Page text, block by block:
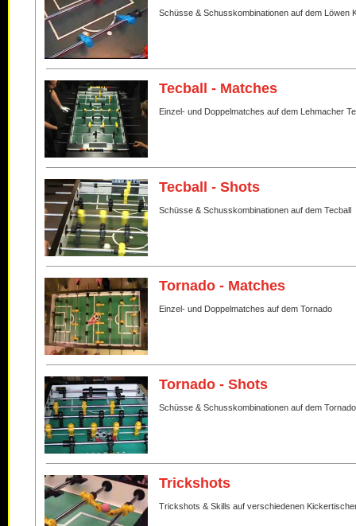
Schüsse & Schusskombinationen auf dem Löwen
Tecball - Matches
Einzel- und Doppelmatches auf dem Lehmacher
Tecball - Shots
Schüsse & Schusskombinationen auf dem Tecball
Tornado - Matches
Einzel- und Doppelmatches auf dem Tornado
Tornado - Shots
Schüsse & Schusskombinationen auf dem
Trickshots
Trickshots & Skills auf verschiedenen